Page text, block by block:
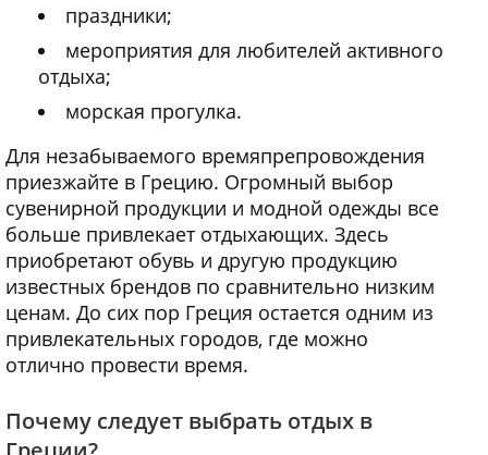
праздники;
мероприятия для любителей активного
отдыха;
морская прогулка.
Для незабываемого времяпрепровождения
приезжайте в Грецию. Огромный выбор
сувенирной продукции и модной одежды все
больше привлекает отдыхающих. Здесь
приобретают обувь и другую продукцию
известных брендов по сравнительно низким
ценам. До сих пор Греция остается одним из
привлекательных городов, где можно
отлично провести время.
Почему следует выбрать отдых в